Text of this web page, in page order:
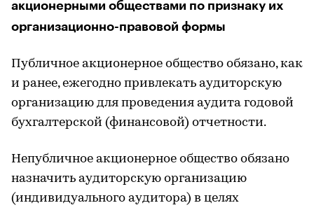
акционерными обществами по признаку их
организационно-правовой формы
Публичное акционерное общество обязано, как
и ранее, ежегодно привлекать аудиторскую
организацию для проведения аудита годовой
бухгалтерской (финансовой) отчетности.
Непубличное акционерное общество обязано
назначить аудиторскую организацию
(индивидуального аудитора) в целях